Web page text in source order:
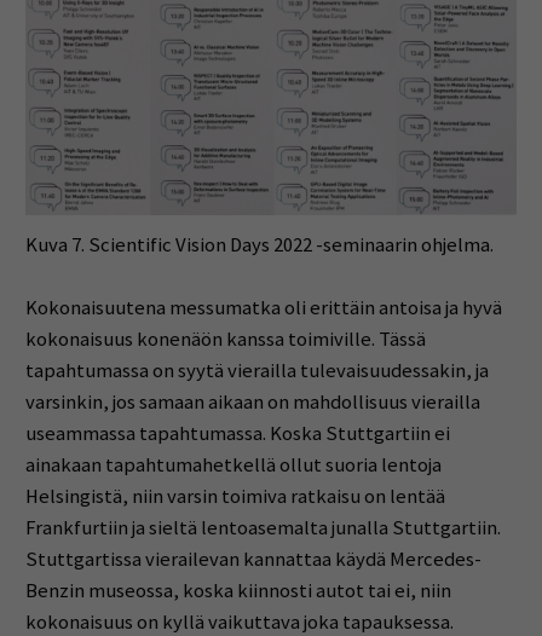
Kuva 7. Scientific Vision Days 2022 -seminaarin ohjelma.
Kokonaisuutena messumatka oli erittäin antoisa ja hyvä
kokonaisuus konenäön kanssa toimiville. Tässä
tapahtumassa on syytä vierailla tulevaisuudessakin, ja
varsinkin, jos samaan aikaan on mahdollisuus vierailla
useammassa tapahtumassa. Koska Stuttgartiin ei
ainakaan tapahtumahetkellä ollut suoria lentoja
Helsingistä, niin varsin toimiva ratkaisu on lentää
Frankfurtiin ja sieltä lentoasemalta junalla Stuttgartiin.
Stuttgartissa vierailevan kannattaa käydä Mercedes-
Benzin museossa, koska kiinnosti autot tai ei, niin
kokonaisuus on kyllä vaikuttava joka tapauksessa.